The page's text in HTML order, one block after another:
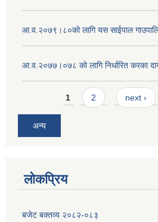
आ.व.२०७९।८०को लागि यस साईपाल
आ‍.व.२०७७।०७८ काे लागि निर्धारित करका
Pages1 2 next ›
अन्य
लोकप्रिय
बजेट बक्तव्य २०८२-०८३